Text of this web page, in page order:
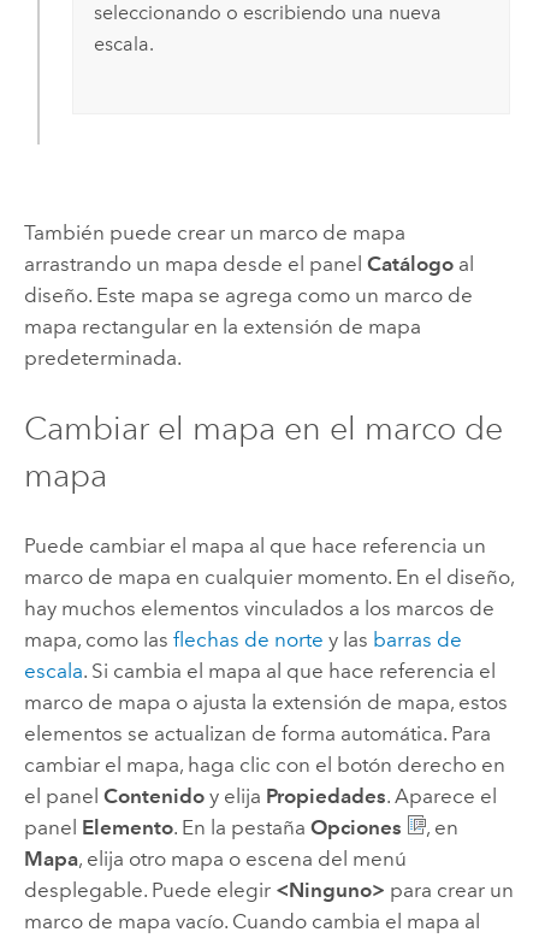
seleccionando o escribiendo una nueva
escala.
También puede crear un marco de mapa
arrastrando un mapa desde el panel Catálogoal
diseño. Este mapa se agrega como un marco de
mapa rectangular en la extensión de mapa
predeterminada.
Cambiar el mapa en el marco de
mapa
Puede cambiar el mapa al que hace referencia un
marco de mapa en cualquier momento. En el diseño,
hay muchos elementos vinculados a los marcos de
mapa, como las flechas de norte y las barras de
escala. Si cambia el mapa al que hace referencia el
marco de mapa o ajusta la extensión de mapa, estos
elementos se actualizan de forma automática. Para
cambiar el mapa, haga clic con el botón derecho en
el panel Contenidoy elija Propiedades. Aparece el
panel Elemento. En la pestaña Opciones
, en
Mapa, elija otro mapa o escena del menú
desplegable. Puede elegir <Ninguno> para crear un
marco de mapa vacío. Cuando cambia el mapa al